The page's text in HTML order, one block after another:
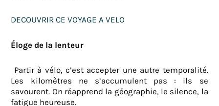
DECOUVRIR CE VOYAGE A VELO
Éloge de la lenteur
Partir à vélo, c’est accepter une autre temporalité.
Les kilomètres ne s’accumulent pas : ils se
savourent. On réapprend la géographie, le silence, la
fatigue heureuse.